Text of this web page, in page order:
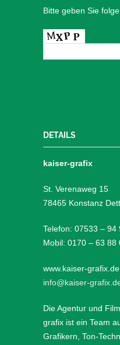
Bitte geben Sie
DETAILS
kaiser-grafix
St. Verenaweg 15
78465 Konstanz
Telefon: 07533 – 94
Mobil: 0170 – 63 88
www.kaiser-grafix.de
info@kaiser-
Die Agentur und
grafix ist ein Team
Grafikern, Ton-